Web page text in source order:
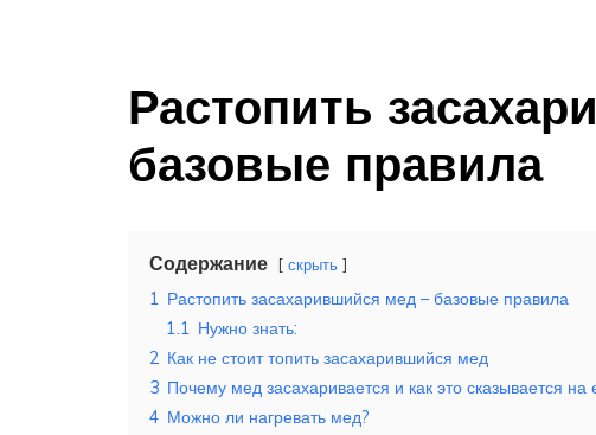
Растопить
базовые правила
Содержание скрыть
1 Растопить засахарившийся мед – базовые правила
1.1 Нужно знать:
2 Как не стоит топить засахарившийся мед
3 Почему мед засахаривается и как это сказывается на
4 Можно ли нагревать мед?